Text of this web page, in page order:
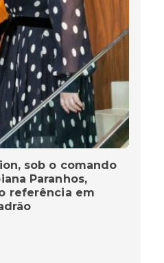
sob o comando
Paranhos,
referência em